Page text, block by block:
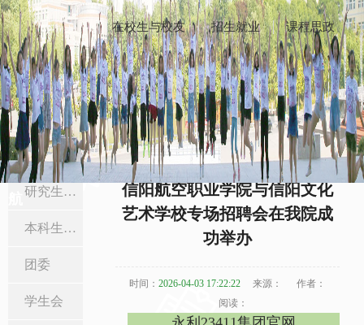
在校生与校友 招生就业 课程思政
栏目导
研究生工作
本科生工作
团委
学生会
本科生工作
当前位置: 在校生与校友 >本科生工作 > 正文
信阳航空职业学院与信阳文化
艺术学校专场招聘会在我院成
功举办
时间： 2026-04-03 17:22:22 来源：
作者：
阅读：